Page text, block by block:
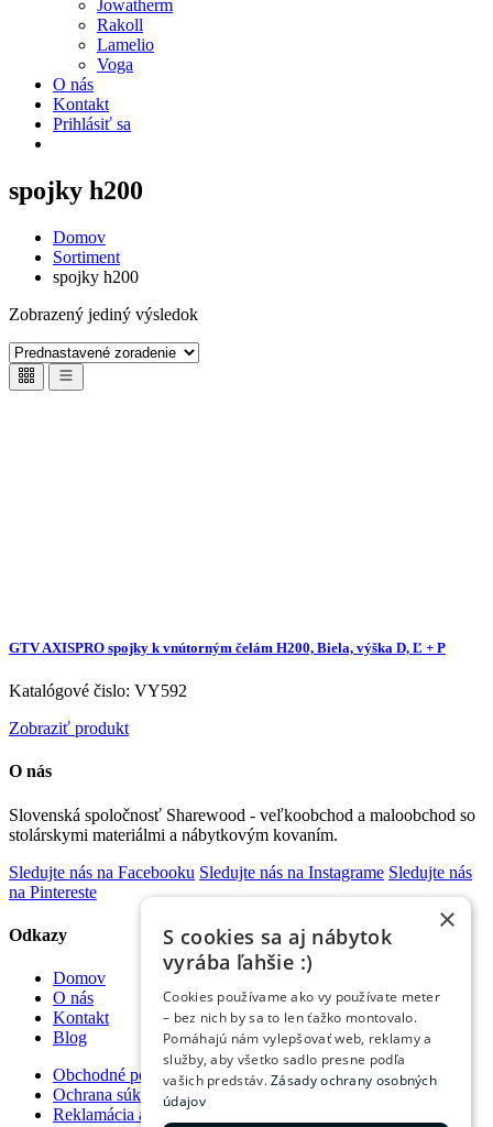
Jowatherm
Rakoll
Lamelio
Voga
O nás
Kontakt
Prihlásiť sa
spojky h200
Domov
Sortiment
spojky h200
Zobrazený jediný výsledok
GTV AXISPRO spojky k vnútorným čelám H200, Biela, výška D, Ľ + P
Katalógové čislo: VY592
Zobraziť produkt
O nás
Slovenská spoločnosť Sharewood - veľkoobchod a maloobchod so
stolárskymi materiálmi a nábytkovým kovaním.
Sledujte nás na Facebooku Sledujte nás na Instagrame Sledujte nás
na Pintereste
Odkazy
Domov
O nás
Kontakt
Blog
Obchodné podmienky
Ochrana súkromia
Reklamácia a vrátenie tovaru
×
S cookies sa aj nábytok
vyrába ľahšie :)
Cookies používame ako vy používate meter
– bez nich by sa to len ťažko montovalo.
Pomáhajú nám vylepšovať web, reklamy a
služby, aby všetko sadlo presne podľa
vašich predstáv.Zásady ochrany osobných
údajov